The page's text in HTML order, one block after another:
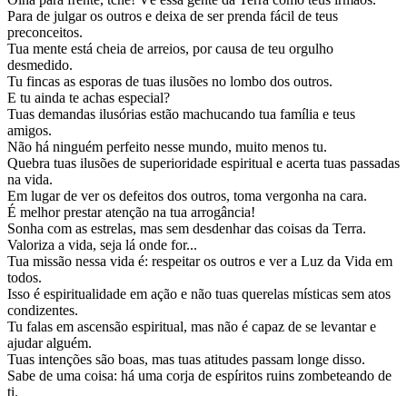
Para de julgar os outros e deixa de ser prenda fácil de teus
preconceitos.
Tua mente está cheia de arreios, por causa de teu orgulho
desmedido.
Tu fincas as esporas de tuas ilusões no lombo dos outros.
E tu ainda te achas especial?
Tuas demandas ilusórias estão machucando tua família e teus
amigos.
Não há ninguém perfeito nesse mundo, muito menos tu.
Quebra tuas ilusões de superioridade espiritual e acerta tuas passadas
na vida.
Em lugar de ver os defeitos dos outros, toma vergonha na cara.
É melhor prestar atenção na tua arrogância!
Sonha com as estrelas, mas sem desdenhar das coisas da Terra.
Valoriza a vida, seja lá onde for...
Tua missão nessa vida é: respeitar os outros e ver a Luz da Vida em
todos.
Isso é espiritualidade em ação e não tuas querelas místicas sem atos
condizentes.
Tu falas em ascensão espiritual, mas não é capaz de se levantar e
ajudar alguém.
Tuas intenções são boas, mas tuas atitudes passam longe disso.
Sabe de uma coisa: há uma corja de espíritos ruins zombeteando de
ti.